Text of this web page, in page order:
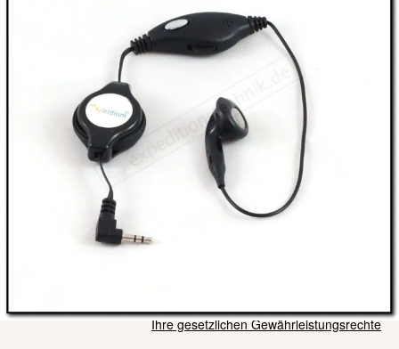
Kurze Zusammenfassung
Original Iridium Headset
Zubehör für Iridium 9555 und Iridium Extreme 9575
Versandkosten
Lieferzeit: auf Lager
Ihre gesetzlichen Gewährleistungsrechte